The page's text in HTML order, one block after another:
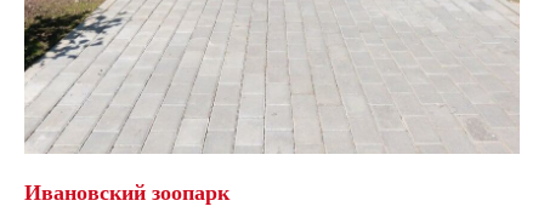
Ивановский зоопарк